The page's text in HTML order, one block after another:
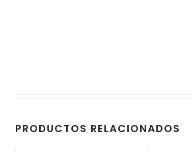
PRODUCTOS RELACIONADOS